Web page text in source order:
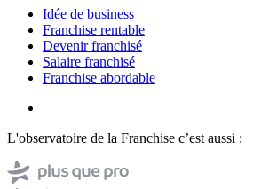
Idée de business
Franchise rentable
Devenir franchisé
Salaire franchisé
Franchise abordable
L'observatoire de la Franchise c’est aussi :